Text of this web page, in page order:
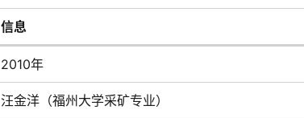
信息
2010年
汪金洋（福州大学采矿专业）